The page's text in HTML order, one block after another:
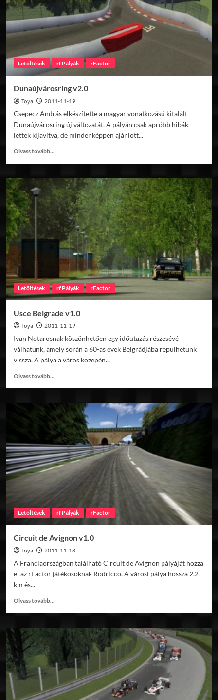
Letöltések rf Pályák rFactor
Dunaújvárosring v2.0
Toya 2011-11-19
Csepecz András elkészítette a magyar vonatkozású kitalált
Dunaújvárosring új változatát. A pályán csak apróbb hibák
lettek kijavítva, de mindenképpen ajánlott...
Olvass tovább...
Dunaújvárosring
v2.0
Letöltések rf Pályák rFactor
Usce Belgrade v1.0
Toya 2011-11-19
Ivan Notarosnak köszönhetően egy időutazás részesévé
válhatunk, amely során a 60-as évek Belgrádjába repülhetünk
vissza. A pálya a város közepén...
Olvass tovább...
Belgrade
v1.0
Letöltések rf Pályák rFactor
Circuit de Avignon v1.0
Toya 2011-11-18
A Franciaországban található Circuit de Avignon pályáját hozza
el az rFactor játékosoknak Rodricco. A városi pálya hossza 2.2
km és...
Olvass tovább...
Circuit
Avignon